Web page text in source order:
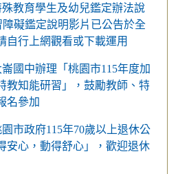
殊教育學生及幼兒鑑定辦法說
礙鑑定說明影片已公告於全
自行上網觀看或下載運用
崙國中辦理「桃園市115年度加
教知能研習」，鼓勵教師、特
名參加
園市政府115年70歲以上退休公
安心，動得舒心」，歡迎退休